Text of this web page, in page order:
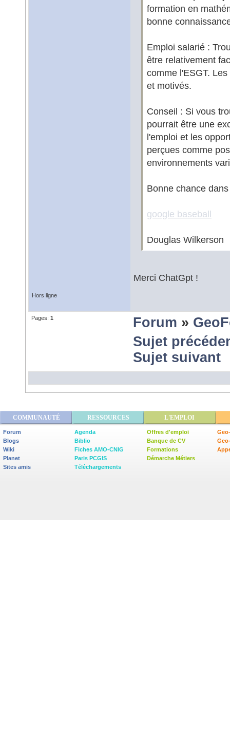
formation en
bonne
Emploi salarié :
être relativement
comme l'ESGT.
et motivés.
Conseil : Si vous
pourrait être une
l'emploi et les
perçues comme
environnements
Bonne chance
google baseball
Douglas Wilkerson
Merci ChatGpt !
Hors ligne
Pages: 1 Forum »
Sujet
Sujet suivant
COMMUNAUTÉ RESSOURCES L'EMPLOI
Forum
Blogs
Wiki
Planet
Sites amis
Agenda
Biblio
Fiches AMO-CNIG
Paris PCGIS
Téléchargements
Offres d'emploi
Banque de CV
Formations
Démarche Métiers